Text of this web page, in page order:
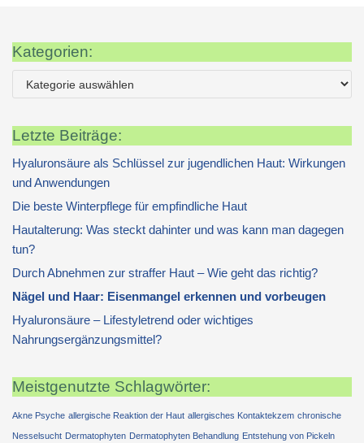
Kategorien:
Letzte Beiträge:
Hyaluronsäure als Schlüssel zur jugendlichen Haut: Wirkungen
und Anwendungen
Die beste Winterpflege für empfindliche Haut
Hautalterung: Was steckt dahinter und was kann man dagegen
tun?
Durch Abnehmen zur straffer Haut – Wie geht das richtig?
Nägel und Haar: Eisenmangel erkennen und vorbeugen
Hyaluronsäure – Lifestyletrend oder wichtiges
Nahrungsergänzungsmittel?
Meistgenutzte Schlagwörter:
Akne Psyche allergische Reaktion der Haut allergisches Kontaktekzem chronische
Nesselsucht Dermatophyten Dermatophyten Behandlung Entstehung von Pickeln